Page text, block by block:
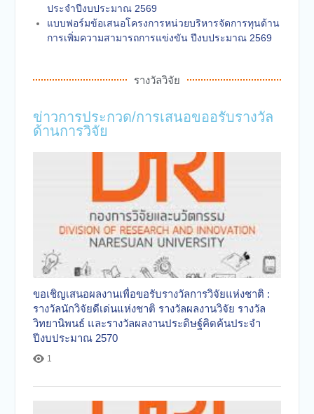
ประจำปีงบประมาณ 2569
แบบฟอร์มข้อเสนอโครงการหน่วยบริหารจัดการทุนด้าน
การเพิ่มความสามารถการแข่งขัน ปีงบประมาณ 2569
รางวัลวิจัย
ข่าวการประกวด/การเสนอขออรับรางวัล
ด้านการวิจัย
ขอเชิญเสนอผลงานเพื่อขอรับรางวัลการวิจัยแห่งชาติ :
รางวัลนักวิจัยดีเด่นแห่งชาติ รางวัลผลงานวิจัย รางวัล
วิทยานิพนธ์ และรางวัลผลงานประดิษฐ์คิดค้นประจำ
ปีงบประมาณ 2570
1